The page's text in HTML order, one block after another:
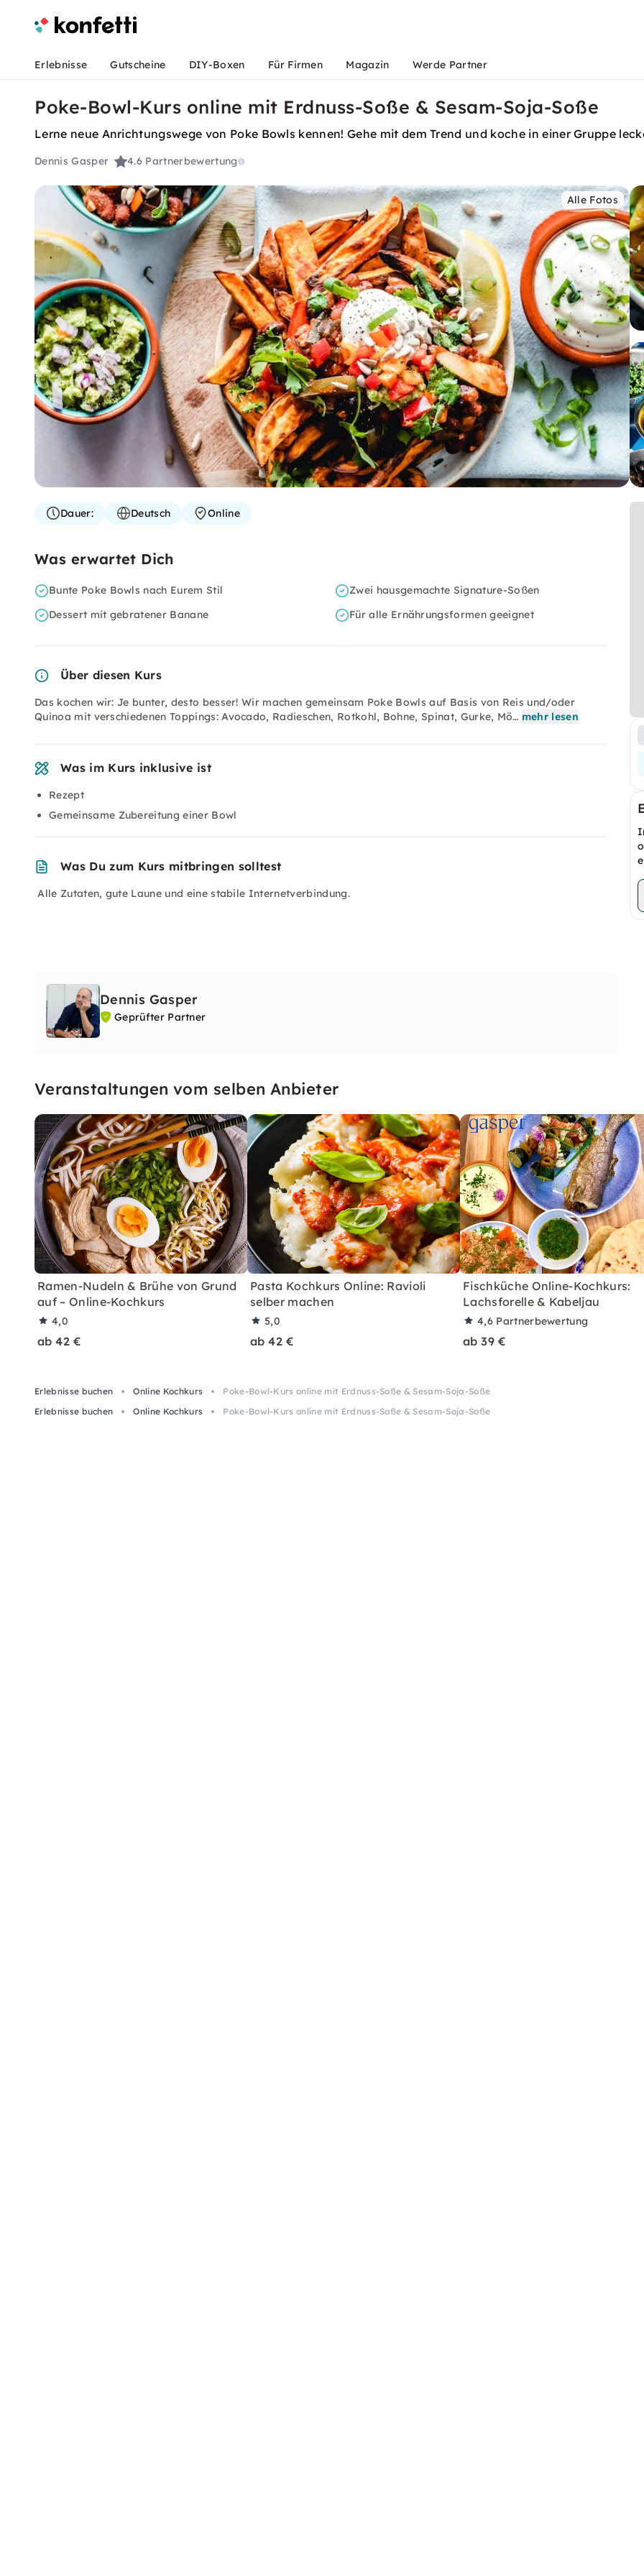
Erlebnisse Gutscheine DIY-Boxen Für Firmen Magazin Werde Partner
Poke-Bowl-Kurs online mit Erdnuss-Soße & Sesam-Soja-Soße
Lerne neue Anrichtungswege von Poke Bowls kennen! Gehe mit dem Trend und koche in einer Gruppe
Dennis Gasper 4.6 Partnerbewertung
Alle Fotos
Dauer: Deutsch Online
Was erwartet Dich
Bunte Poke Bowls nach Eurem Stil
Zwei hausgemachte Signature-Soßen
Dessert mit gebratener Banane
Für alle Ernährungsformen geeignet
Über diesen Kurs
Das kochen wir: Je bunter, desto besser! Wir machen gemeinsam Poke Bowls auf Basis von Reis und/oder
Quinoa mit verschiedenen Toppings: Avocado, Radieschen, Rotkohl, Bohne, Spinat, Gurke, Mö… mehr lesen
Was im Kurs inklusive ist
Rezept
Gemeinsame Zubereitung einer Bowl
Was Du zum Kurs mitbringen solltest
Alle Zutaten, gute Laune und eine stabile Internetverbindung.
Dennis Gasper
Geprüfter Partner
Veranstaltungen vom selben Anbieter
Ramen-Nudeln & Brühe von Grund
auf – Online-Kochkurs
4,0
ab 42 €
Pasta Kochkurs Online: Ravioli
selber machen
5,0
ab 42 €
Fischküche Online-Kochkurs:
Lachsforelle & Kabeljau
4,6 Partnerbewertung
ab 39 €
Erlebnisse buchen Online Kochkurs
Poke-Bowl-Kurs online mit Erdnuss-Soße & Sesam-Soja-Soße
Erlebnisse buchen
Online Kochkurs Poke-Bowl-Kurs online mit Erdnuss-Soße & Sesam-Soja-Soße